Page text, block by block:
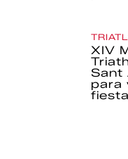
XIV
Sant
para